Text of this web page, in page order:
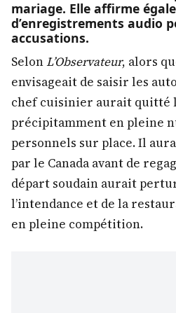
mariage. Elle affirme
d’enregistrements audio
accusations.
SelonL’Observateur, alors
envisageait de saisir les
chef cuisinier aurait quitté
précipitamment en pleine
personnels sur place. Il
par le Canada avant de
départ soudain aurait
l’intendance et de la
en pleine compétition.